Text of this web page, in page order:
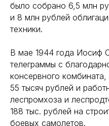
было собрано 6,5 млн
и 8 млн рублей
техники.
В мае 1944 года Иосиф
телеграммы с
консервного
55 тысяч рублей и
леспромхоза и
188 тыс. рублей на
боевых самолетов.